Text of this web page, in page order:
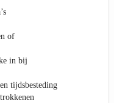
of
in bij
tijdsbesteding